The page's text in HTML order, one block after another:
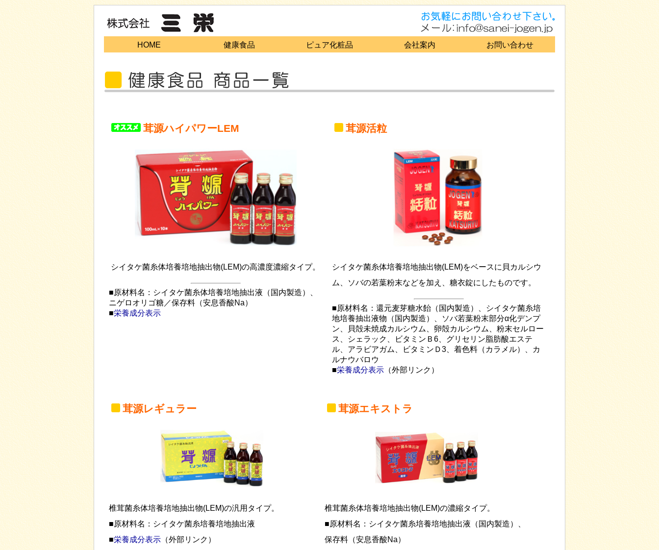
HOME 健康食品 ピュア化粧品 会社案内 お問い合わせ
茸源ハイパワーLEM
シイタケ菌糸体培養培地抽出物(LEM)の高濃度濃縮タイプ。
■原材料名：シイタケ菌糸体培養培地抽出液（国内製造）、
ニゲロオリゴ糖／保存料（安息香酸Na）
■栄養成分表示
茸源活粒
シイタケ菌糸体培養培地抽出物(LEM)をベースに貝カルシウ
ム、ソバの若葉粉末などを加え、糖衣錠にしたものです。
■原材料名：還元麦芽糖水飴（国内製造）、シイタケ菌糸培
地培養抽出液物（国内製造）、ソバ若葉粉末部分α化デンプ
ン、貝殻未焼成カルシウム、卵殻カルシウム、粉末セルロー
ス、シェラック、ビタミンＢ6、グリセリン脂肪酸エステ
ル、アラビアガム、ビタミンＤ3、着色料（カラメル）、カ
ルナウバロウ
■栄養成分表示 （外部リンク）
茸源レギュラー
椎茸菌糸体培養培地抽出物(LEM)の汎用タイプ。
■原材料名：シイタケ菌糸培養培地抽出液
■栄養成分表示 （外部リンク）
茸源エキストラ
椎茸菌糸体培養培地抽出物(LEM)の濃縮タイプ。
■原材料名：シイタケ菌糸培養培地抽出液（国内製造）、
保存料（安息香酸Na）